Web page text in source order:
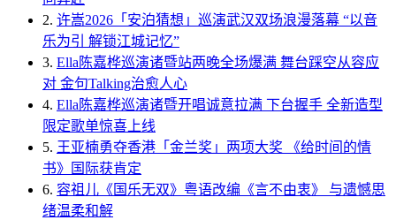
2. 许嵩2026「安泊猜想」巡演武汉双场浪漫落幕 “以音
乐为引 解锁江城记忆”
3. Ella陈嘉桦巡演诸暨站两晚全场爆满 舞台踩空从容应
对 金句Talking治愈人心
4. Ella陈嘉桦巡演诸暨开唱诚意拉满 下台握手 全新造型
限定歌单惊喜上线
5. 王亚楠勇夺香港「金兰奖」两项大奖 《给时间的情
书》国际获肯定
6. 容祖儿《国乐无双》粤语改编《言不由衷》 与遗憾思
绪温柔和解